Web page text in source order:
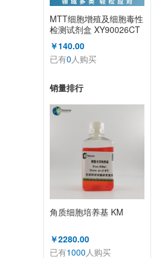
MTT细胞增殖及细胞毒性
检测试剂盒 XY90026CT
￥140.00
已有0人购买
销量排行
角质细胞培养基 KM
￥2280.00
已有1000人购买